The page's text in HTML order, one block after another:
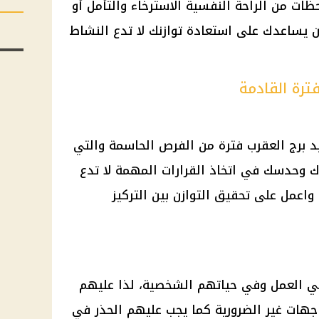
من الراحة النفسية الاسترخاء والتأمل أو
على استعادة توازنك لا تدع النشاط
القادمة
برج العقرب فترة من الفرص الحاسمة والتي
وحدسك في اتخاذ القرارات المهمة لا تدع
على تحقيق التوازن بين التركيز
العمل وفي حياتهم الشخصية، لذا عليهم
غير الضرورية كما يجب عليهم الحذر في